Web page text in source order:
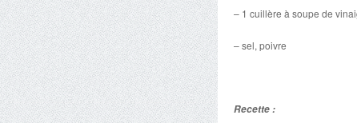
– 1 cuillère à soupe de
– sel, poivre
Recette :